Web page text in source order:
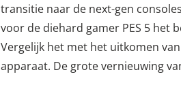
transitie naar de next-gen
voor de diehard gamer PES 5 het
Vergelijk het met het uitkomen
apparaat. De grote vernieuwing